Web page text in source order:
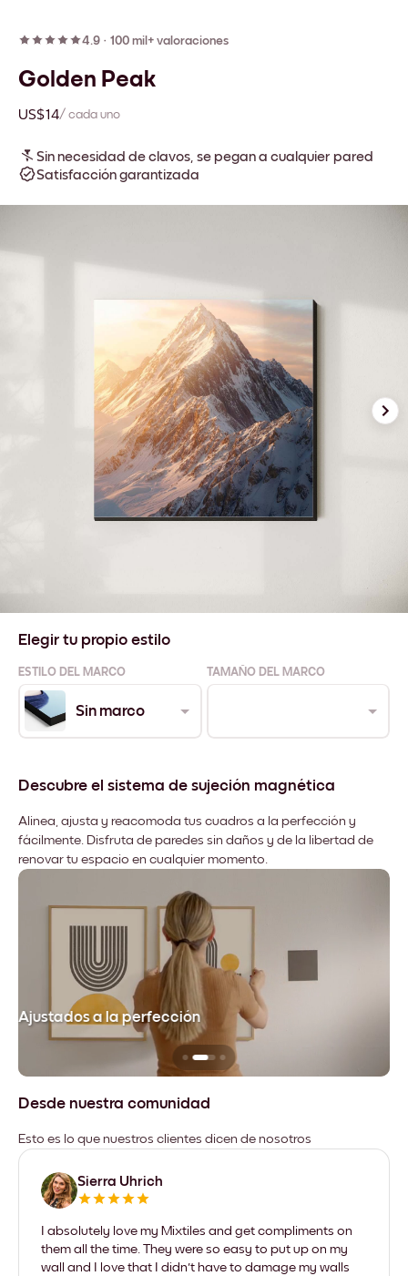
4.9 · 100 mil+ valoraciones
Golden Peak
US$14/ cada uno
Sin necesidad de clavos, se pegan a cualquier pared
Satisfacción garantizada
Elegir tu propio estilo
ESTILO DEL MARCO TAMAÑO DEL MARCO
Sin marco
Descubre el sistema de sujeción magnética
Alinea, ajusta y reacomoda tus cuadros a la perfección y
fácilmente. Disfruta de paredes sin daños y de la libertad de
renovar tu espacio en cualquier momento.
Ajustados a la perfección
Desde nuestra comunidad
Esto es lo que nuestros clientes dicen de nosotros
Sierra Uhrich
I absolutely love my Mixtiles and get compliments on
them all the time. They were so easy to put up on my
wall and I love that I didn't have to damage my walls